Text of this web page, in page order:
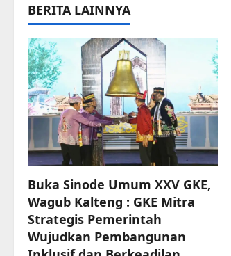
n
a
v
i
g
a
t
i
BERITA LAINNYA
Buka Sinode Umum XXV GKE,
Wagub Kalteng : GKE Mitra
Strategis Pemerintah
Wujudkan Pembangunan